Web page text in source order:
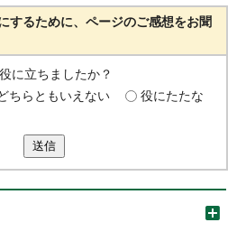
するために、ページのご感想をお聞
に立ちましたか？
ちらともいえない
役にたたな
送信